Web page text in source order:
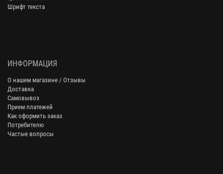
Шрифт текста
ИНФОРМАЦИЯ
О нашем магазине / Отзывы
Доставка
Самовывоз
Прием платежей
Как оформить заказ
Потребителю
Частые вопросы